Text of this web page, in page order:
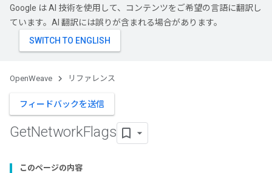
Google は AI 技術を使用して、コンテンツをご希望の言語に翻訳し
ています。AI 翻訳には誤りが含まれる場合があります。
OpenWeave リファレンス
フィードバックを送信
GetNetworkFlags
このページの内容